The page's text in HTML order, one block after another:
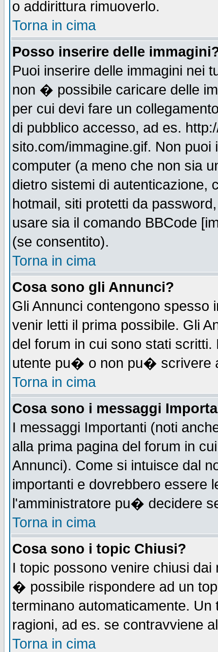
o addirittura rimuoverlo.
Torna in cima
Posso inserire delle
Puoi inserire delle immagini nei
non � possibile caricare delle
per cui devi fare un
di pubblico accesso, ad es.
sito.com/immagine.gif. Non
computer (a meno che non sia
dietro sistemi di autenticazione,
hotmail, siti protetti da
usare sia il comando BBCode
(se consentito).
Torna in cima
Cosa sono gli Annunci?
Gli Annunci contengono spesso
venir letti il prima possibile. Gli
del forum in cui sono stati
utente pu� o non pu� scrivere
Torna in cima
Cosa sono i messaggi
I messaggi Importanti (noti
alla prima pagina del forum in
Annunci). Come si intuisce dal
importanti e dovrebbero essere
l'amministratore pu� decidere
Torna in cima
Cosa sono i topic Chiusi?
I topic possono venire chiusi
� possibile rispondere ad un
terminano automaticamente.
ragioni, ad es. se contravviene
Torna in cima